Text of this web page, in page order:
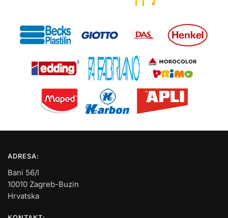
ADRESA:
Bani 56/I
10010 Zagreb-Buzin
Hrvatska